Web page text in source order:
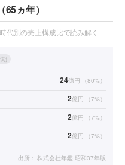
ヵ年）
代別の売上構成比で読み解く
24億円 （80%）
2億円 （7%）
2億円 （7%）
2億円 （7%）
出所： 株式会社年鑑 昭和37年版